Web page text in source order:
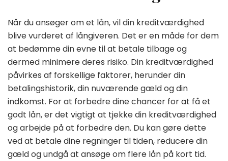
Når du ansøger om et lån, vil din kreditværdighed
blive vurderet af långiveren. Det er en måde for dem
at bedømme din evne til at betale tilbage og
dermed minimere deres risiko. Din kreditværdighed
påvirkes af forskellige faktorer, herunder din
betalingshistorik, din nuværende gæld og din
indkomst. For at forbedre dine chancer for at få et
godt lån, er det vigtigt at tjekke din kreditværdighed
og arbejde på at forbedre den. Du kan gøre dette
ved at betale dine regninger til tiden, reducere din
gæld og undgå at ansøge om flere lån på kort tid.